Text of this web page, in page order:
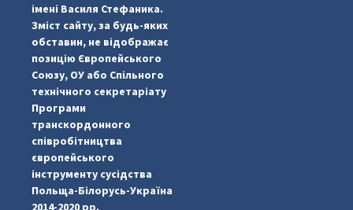
#PipIvanToday
pimrec_project
імені Василя Стефаника.
Зміст сайту, за будь-яких
обставин, не відображає
позицію Європейського
Союзу, ОУ або Спільного
технічного секретаріату
Програми
транскордонного
співробітництва
європейського
інструменту сусідства
Польща-Білорусь-Україна
2014-2020 рр.